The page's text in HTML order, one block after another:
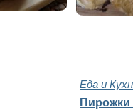
Еда и
Пирожки